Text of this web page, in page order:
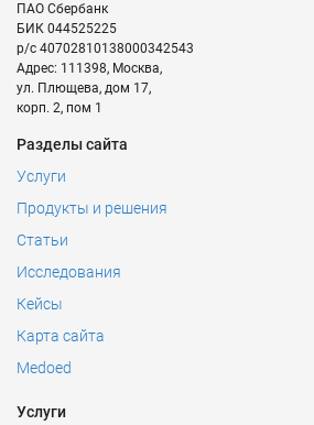
ПАО Сбербанк
БИК 044525225
р/с 40702810138000342543
Адрес: 111398, Москва,
ул. Плющева, дом 17,
корп. 2, пом 1
Разделы сайта
Услуги
Продукты и решения
Статьи
Исследования
Кейсы
Карта сайта
Medoed
Услуги